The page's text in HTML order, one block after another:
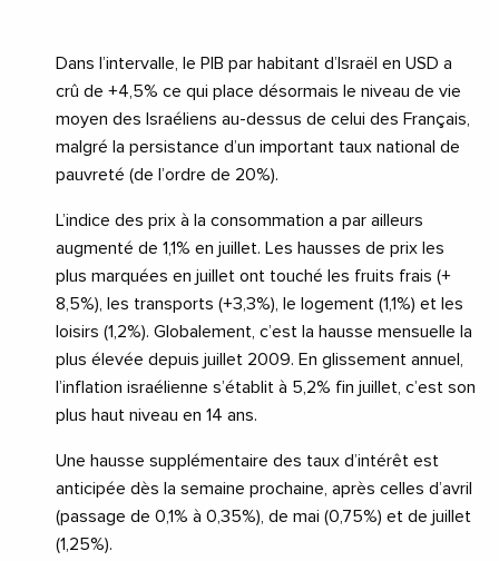
Dans l’intervalle, le PIB par habitant d’Israël en USD a
crû de +4,5% ce qui place désormais le niveau de vie
moyen des Israéliens au-dessus de celui des Français,
malgré la persistance d’un important taux national de
pauvreté (de l’ordre de 20%).
L’indice des prix à la consommation a par ailleurs
augmenté de 1,1% en juillet. Les hausses de prix les
plus marquées en juillet ont touché les fruits frais (+
8,5%), les transports (+3,3%), le logement (1,1%) et les
loisirs (1,2%). Globalement, c’est la hausse mensuelle la
plus élevée depuis juillet 2009. En glissement annuel,
l’inflation israélienne s’établit à 5,2% fin juillet, c’est son
plus haut niveau en 14 ans.
Une hausse supplémentaire des taux d’intérêt est
anticipée dès la semaine prochaine, après celles d’avril
(passage de 0,1% à 0,35%), de mai (0,75%) et de juillet
(1,25%).